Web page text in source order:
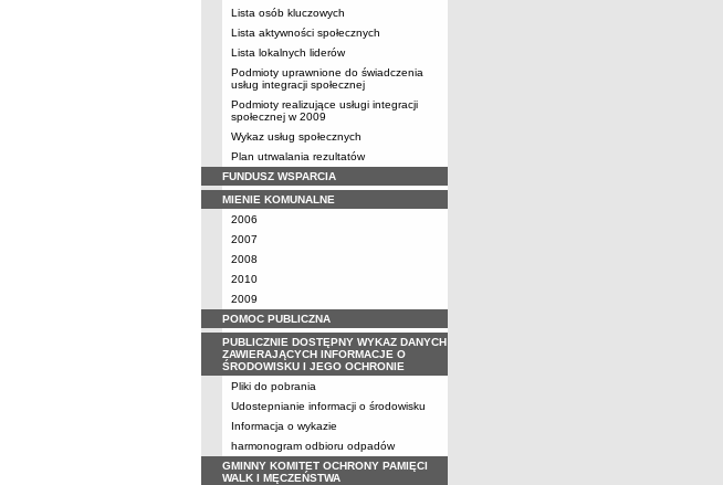
Lista osób kluczowych
Lista aktywności społecznych
Lista lokalnych liderów
Podmioty uprawnione do świadczenia
usług integracji społecznej
Podmioty realizujące usługi integracji
społecznej w 2009
Wykaz usług społecznych
Plan utrwalania rezultatów
FUNDUSZ WSPARCIA
MIENIE KOMUNALNE
2006
2007
2008
2010
2009
POMOC PUBLICZNA
PUBLICZNIE DOSTĘPNY WYKAZ DANYCH
ZAWIERAJĄCYCH INFORMACJE O
ŚRODOWISKU I JEGO OCHRONIE
Pliki do pobrania
Udostepnianie informacji o środowisku
Informacja o wykazie
harmonogram odbioru odpadów
GMINNY KOMITET OCHRONY PAMIĘCI
WALK I MĘCZEŃSTWA